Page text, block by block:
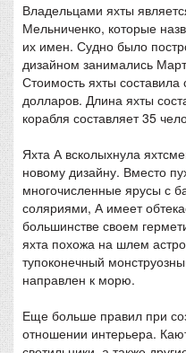
Владельцами яхты
Мельниченко, которые
их имен. Судно было
дизайном занимались
Стоимость яхты
долларов. Длина яхты
корабля составляет 35
Яхта А всколыхнула
новому дизайну. Вместо
многочисленные ярусы с
соляриями, А имеет
большинстве своем
яхта похожа на шлем
тупоконечный
направлен к морю.
Еще больше правил при
отношении интерьера.